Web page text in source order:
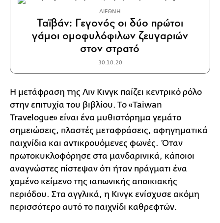
ΔΙΕΘΝΗ
Ταϊβάν: Γεγονός οι δύο πρώτοι
γάμοι ομοφυλόφιλων ζευγαριών
στον στρατό
30.10.20
Η μετάφραση της Λιν Κινγκ παίζει κεντρικό ρόλο
στην επιτυχία του βιβλίου. Το «Taiwan
Travelogue» είναι ένα μυθιστόρημα γεμάτο
σημειώσεις, πλαστές μεταφράσεις, αφηγηματικά
παιχνίδια και αντικρουόμενες φωνές. Όταν
πρωτοκυκλοφόρησε στα μανδαρινικά, κάποιοι
αναγνώστες πίστεψαν ότι ήταν πράγματι ένα
χαμένο κείμενο της ιαπωνικής αποικιακής
περιόδου. Στα αγγλικά, η Κινγκ ενίσχυσε ακόμη
περισσότερο αυτό το παιχνίδι καθρεφτών.